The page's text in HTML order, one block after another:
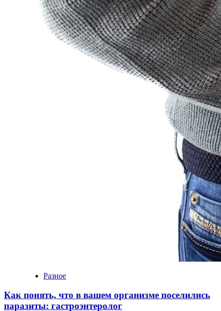
Разное
Как понять, что в вашем организме поселились
паразиты: гастроэнтеролог